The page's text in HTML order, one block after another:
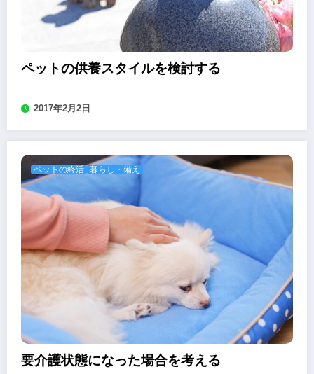
ペットの供養スタイルを検討する
2017年2月2日
ペットの終活 暮らし・備え
要介護状態になった場合を考える